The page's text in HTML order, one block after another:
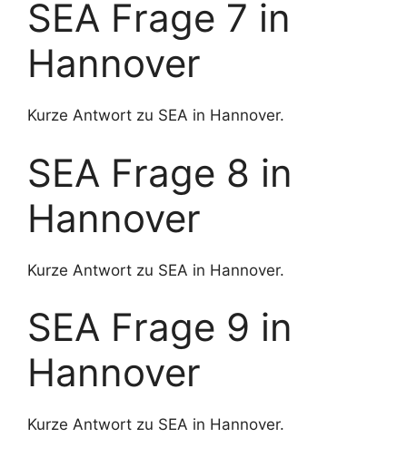
SEA Frage 7 in
Hannover
Kurze Antwort zu SEA in Hannover.
SEA Frage 8 in
Hannover
Kurze Antwort zu SEA in Hannover.
SEA Frage 9 in
Hannover
Kurze Antwort zu SEA in Hannover.